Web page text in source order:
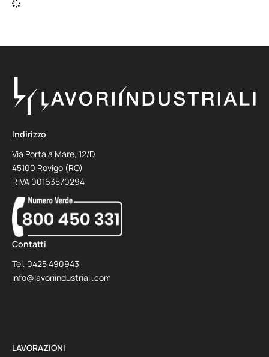
Indirizzo
Via Porta a Mare, 12/D
45100 Rovigo (RO)
P.IVA 00163570294
Contatti
Tel. 0425 490943
info@lavoriindustriali.com
LAVORAZIONI